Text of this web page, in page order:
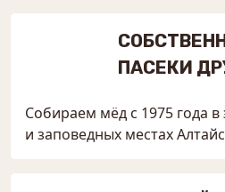
ПАСЕКИ
Собираем мёд с 1975 года в
и заповедных местах